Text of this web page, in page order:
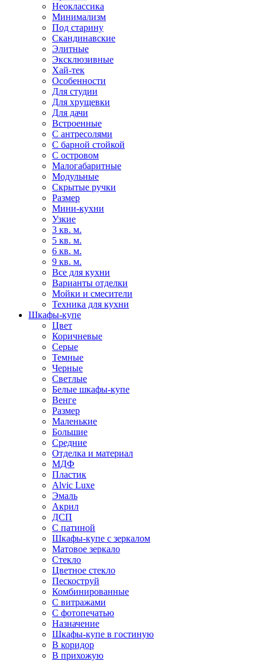
Неоклассика
Минимализм
Под старину
Скандинавские
Элитные
Эксклюзивные
Хай-тек
Особенности
Для студии
Для хрущевки
Для дачи
Встроенные
С антресолями
С барной стойкой
С островом
Малогабаритные
Модульные
Скрытые ручки
Размер
Мини-кухни
Узкие
3 кв. м.
5 кв. м.
6 кв. м.
9 кв. м.
Все для кухни
Варианты отделки
Мойки и смесители
Техника для кухни
Шкафы-купе
Цвет
Коричневые
Серые
Темные
Черные
Светлые
Белые шкафы-купе
Венге
Размер
Маленькие
Большие
Средние
Отделка и материал
МДФ
Пластик
Alvic Luxe
Эмаль
Акрил
ДСП
С патиной
Шкафы-купе с зеркалом
Матовое зеркало
Стекло
Цветное стекло
Пескоструй
Комбинированные
С витражами
С фотопечатью
Назначение
Шкафы-купе в гостиную
В коридор
В прихожую